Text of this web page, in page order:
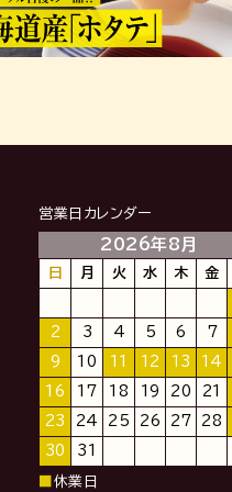
営業日カレンダー
2026年8月
日 月 火 水 木 金
2 3 4 5 6 7
9 10 11 12 13 14
16 17 18 19 20 21
23 24 25 26 27 28
30 31
休業日